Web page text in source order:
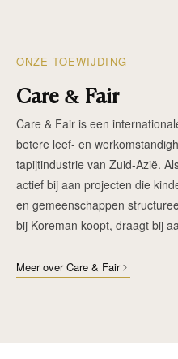
ONZE TOEWIJDING
Care & Fair
Care & Fair is een
betere leef- en
tapijtindustrie van Zuid-Azië.
actief bij aan projecten die
en gemeenschappen
bij Koreman koopt, draagt bij
Meer over Care & Fair